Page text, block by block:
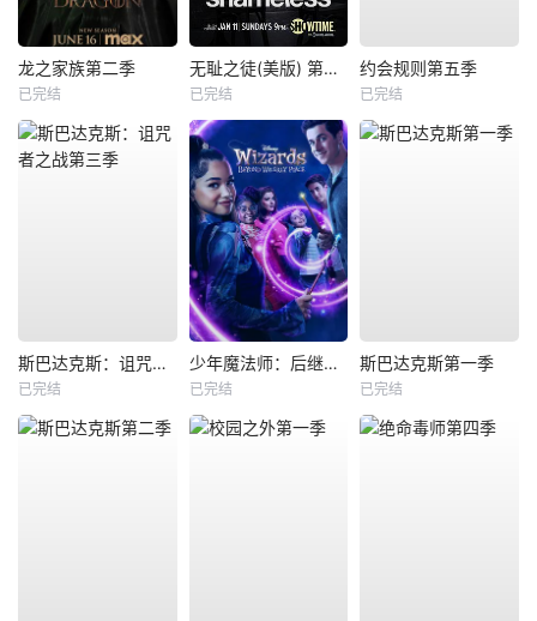
龙之家族第二季
已完结
无耻之徒(美版) 第五季
已完结
约会规则第五季
已完结
斯巴达克斯：诅咒者之战第三季
已完结
少年魔法师：后继者第三季
已完结
斯巴达克斯第一季
已完结